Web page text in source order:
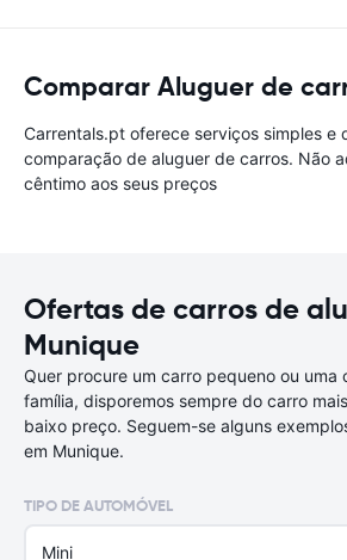
Comparar Aluguer de
Carrentals.pt oferece serviços simples e
comparação de aluguer de carros. Não
cêntimo aos seus preços
Ofertas de carros de
Munique
Quer procure um carro pequeno ou uma
família, disporemos sempre do carro
baixo preço. Seguem-se alguns
em Munique.
TIPO DE AUTOMÓVEL
Mini